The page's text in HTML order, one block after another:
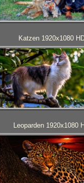
Katzen 1920x1080
Leoparden 1920x1080